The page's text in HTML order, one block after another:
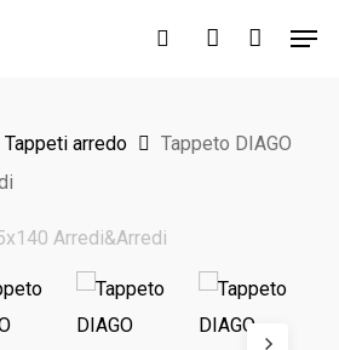
search account
Tappeti arredo
Tappeto DIAGO